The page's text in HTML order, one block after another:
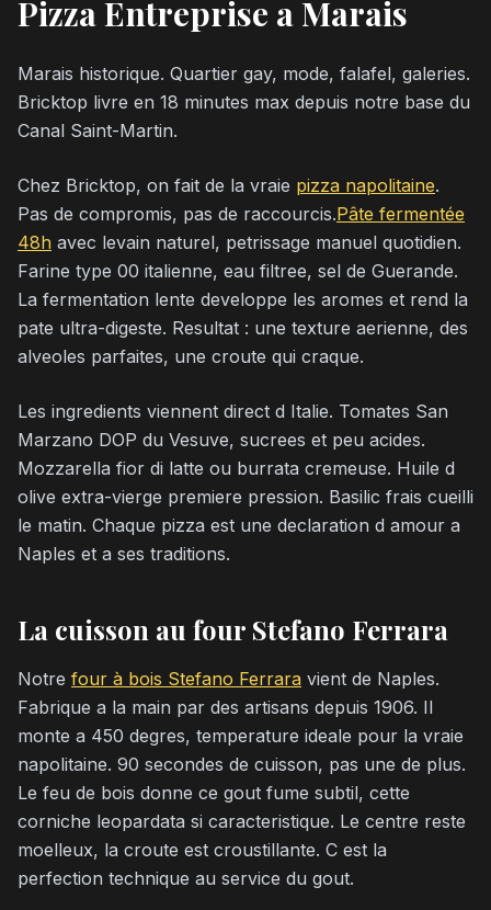
Pizza Entreprise a Marais
Marais historique. Quartier gay, mode, falafel, galeries.
Bricktop livre en 18 minutes max depuis notre base du
Canal Saint-Martin.
Chez Bricktop, on fait de la vraie pizza napolitaine.
Pas de compromis, pas de raccourcis.Pâte fermentée
48h avec levain naturel, petrissage manuel quotidien.
Farine type 00 italienne, eau filtree, sel de Guerande.
La fermentation lente developpe les aromes et rend la
pate ultra-digeste. Resultat : une texture aerienne, des
alveoles parfaites, une croute qui craque.
Les ingredients viennent direct d Italie. Tomates San
Marzano DOP du Vesuve, sucrees et peu acides.
Mozzarella fior di latte ou burrata cremeuse. Huile d
olive extra-vierge premiere pression. Basilic frais cueilli
le matin. Chaque pizza est une declaration d amour a
Naples et a ses traditions.
La cuisson au four Stefano Ferrara
Notre four à bois Stefano Ferrara vient de Naples.
Fabrique a la main par des artisans depuis 1906. Il
monte a 450 degres, temperature ideale pour la vraie
napolitaine. 90 secondes de cuisson, pas une de plus.
Le feu de bois donne ce gout fume subtil, cette
corniche leopardata si caracteristique. Le centre reste
moelleux, la croute est croustillante. C est la
perfection technique au service du gout.